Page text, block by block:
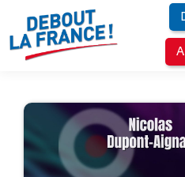
Panneau de gestion des cookies